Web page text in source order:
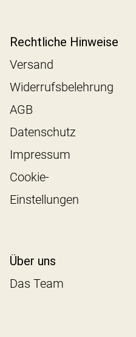
Rechtliche Hinweise
Versand
Widerrufsbelehrung
AGB
Datenschutz
Impressum
Cookie-
Einstellungen
Über uns
Das Team